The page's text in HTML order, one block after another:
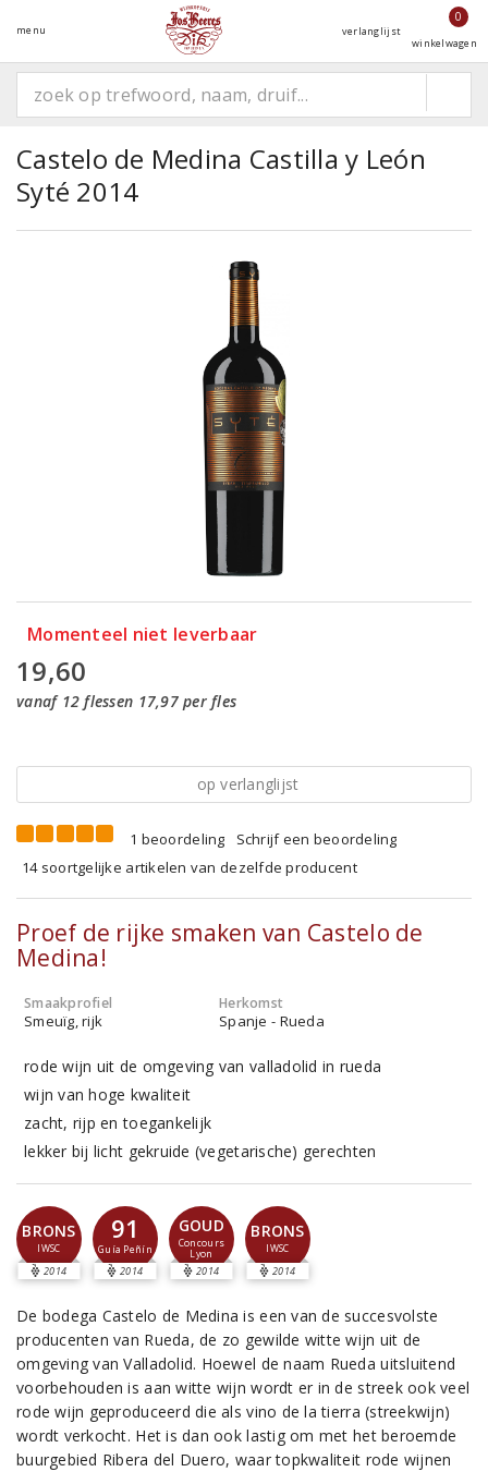
menu verlanglijst
0
winkelwagen
Castelo de Medina Castilla y León
Syté 2014
Momenteel niet leverbaar
19,60
vanaf 12 flessen 17,97 per fles
op verlanglijst
1 beoordeling
Schrijf een beoordeling
14 soortgelijke artikelen van dezelfde producent
Proef de rijke smaken van Castelo de
Medina!
Smaakprofiel
Smeuïg, rijk
Herkomst
Spanje - Rueda
rode wijn uit de omgeving van valladolid in rueda
wijn van hoge kwaliteit
zacht, rijp en toegankelijk
lekker bij licht gekruide (vegetarische) gerechten
BRONS
IWSC
2014
91
Guía Peñín
2014
GOUD
Concours
Lyon
2014
BRONS
IWSC
2014
De bodega Castelo de Medina is een van de succesvolste
producenten van Rueda, de zo gewilde witte wijn uit de
omgeving van Valladolid. Hoewel de naam Rueda uitsluitend
voorbehouden is aan witte wijn wordt er in de streek ook veel
rode wijn geproduceerd die als vino de la tierra (streekwijn)
wordt verkocht. Het is dan ook lastig om met het beroemde
buurgebied Ribera del Duero, waar topkwaliteit rode wijnen